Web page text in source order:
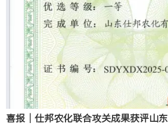
喜报｜仕邦农化联合攻关成果获评山